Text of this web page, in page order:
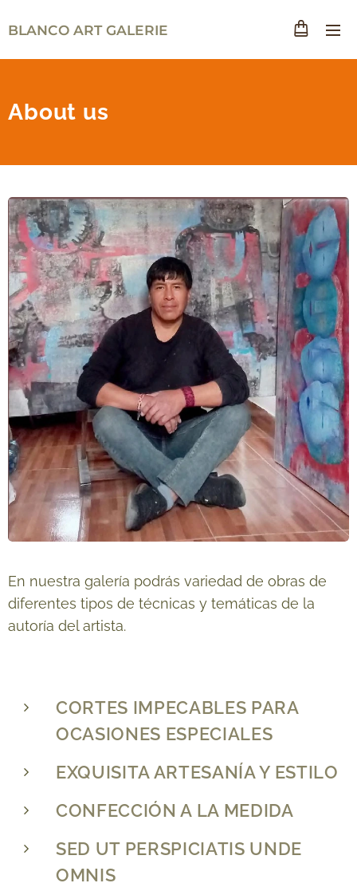
BLANCO ART GALERIE
About us
En nuestra galería podrás variedad de obras de
diferentes tipos de técnicas y temáticas de la
autoría del artista.
CORTES IMPECABLES PARA
OCASIONES ESPECIALES
EXQUISITA ARTESANÍA Y ESTILO
CONFECCIÓN A LA MEDIDA
SED UT PERSPICIATIS UNDE
OMNIS